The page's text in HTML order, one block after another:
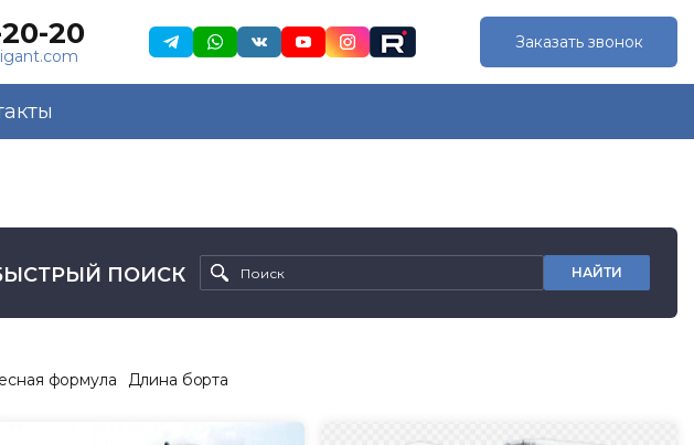
20 Заказать звонок
ПОИСК НАЙТИ
формула Длина борта